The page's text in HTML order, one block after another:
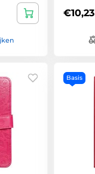
€10,23
Basis